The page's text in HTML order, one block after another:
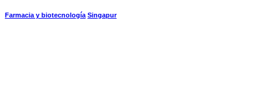
Farmacia y biotecnología Singapur